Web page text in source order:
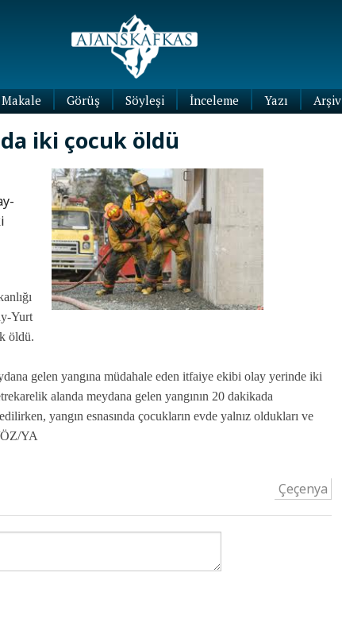
Makale Görüş Söyleşi İnceleme
Yazı
Arşiv
iki çocuk öldü
Yurt
öldü.
gelen yangına müdahale eden itfaiye ekibi olay yerinde iki
alanda meydana gelen yangının 20 dakikada
yangın esnasında çocukların evde yalnız oldukları ve
YA
Çeçenya